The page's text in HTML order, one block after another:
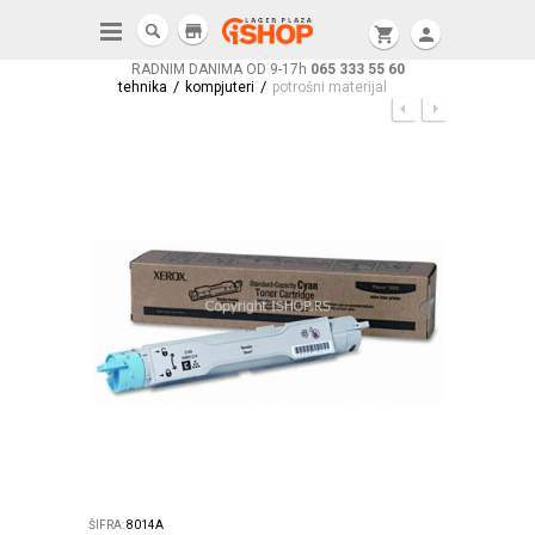
RADNIM DANIMA OD 9-17h 065 333 55 60
shopping_cart person
store
tehnika / kompjuteri / potrošni materijal
ŠIFRA:8014A